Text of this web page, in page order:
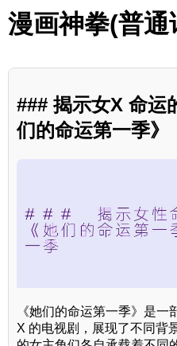
漫画神拳(普通
### 揭示女X 命
们的命运第一季》
《她们的命运第一季》是
X 的电视剧，展现了不同背